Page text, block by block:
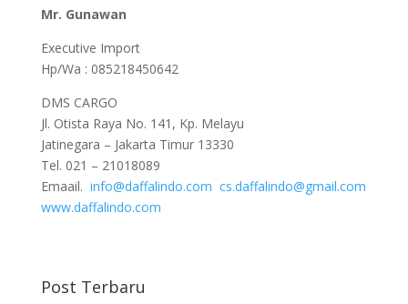
Mr. Gunawan
Executive Import
Hp/Wa : 085218450642
DMS CARGO
Jl. Otista Raya No. 141, Kp. Melayu
Jatinegara – Jakarta Timur 13330
Tel. 021 – 21018089
Emaail. info@daffalindo.com cs.daffalindo@gmail.com
www.daffalindo.com
Post Terbaru